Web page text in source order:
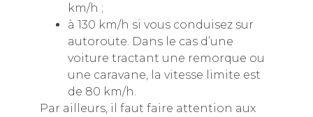
km/h ;
à 130 km/h si vous conduisez sur
autoroute. Dans le cas d’une
voiture tractant une remorque ou
une caravane, la vitesse limite est
de 80 km/h.
Par ailleurs, il faut faire attention aux